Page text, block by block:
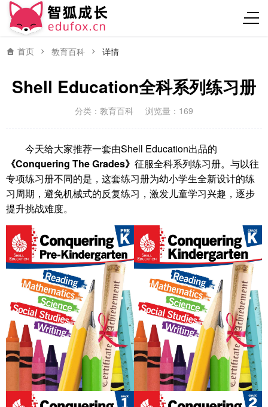
首页 教育百科 详情
Shell Education全科系列练习册
分类： 教育百科 浏览量：169
今天给大家推荐一套由Shell Education出品的
《Conquering The Grades》 征服全科系列练习册。与以往
专项练习册不同的是，这套练习册为幼小学生全新设计的练
习周期，避免机械式的反复练习，激发儿童学习兴趣，逐步
提升挑战难度。